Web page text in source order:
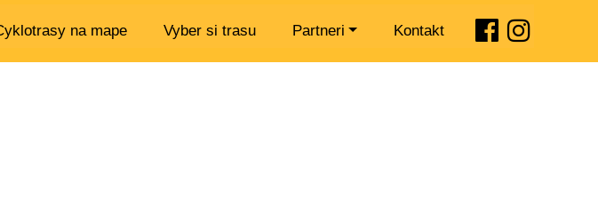
na mape Vyber si trasu Partneri Kontakt